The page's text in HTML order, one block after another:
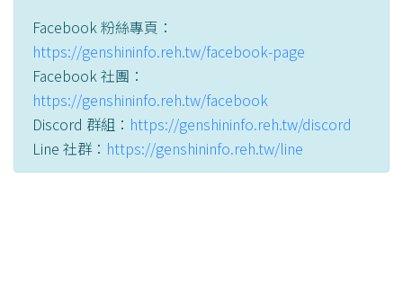
Facebook 粉絲專頁：
https://genshininfo.reh.tw/facebook-page
Facebook 社團：
https://genshininfo.reh.tw/facebook
Discord 群組： https://genshininfo.reh.tw/discord
Line 社群： https://genshininfo.reh.tw/line